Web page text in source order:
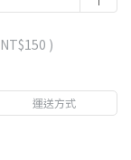
NT$150 )
運送方式